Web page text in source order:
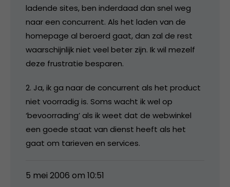
ladende sites, ben inderdaad dan snel weg
naar een concurrent. Als het laden van de
homepage al beroerd gaat, dan zal de rest
waarschijnlijk niet veel beter zijn. Ik wil mezelf
deze frustratie besparen.
2. Ja, ik ga naar de concurrent als het product
niet voorradig is. Soms wacht ik wel op
‘bevoorrading’ als ik weet dat de webwinkel
een goede staat van dienst heeft als het
gaat om tarieven en services.
5 mei 2006 om 10:51